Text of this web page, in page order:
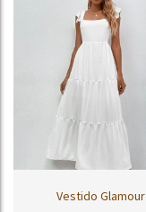
Vestido Glamour